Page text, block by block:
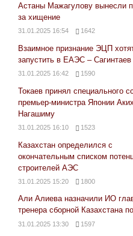
Астаны Мажагулову вынесли
за хищение
31.01.2025 16:54 1642
Взаимное признание ЭЦП
запустить в ЕАЭС – Сагинтаев
31.01.2025 16:42 1590
Токаев принял специального
премьер-министра Японии
Нагашиму
31.01.2025 16:10 1523
Казахстан определился с
окончательным списком
строителей АЭС
31.01.2025 15:20 1800
Али Алиева назначили ИО
тренера сборной Казахстана
31.01.2025 13:30 1597